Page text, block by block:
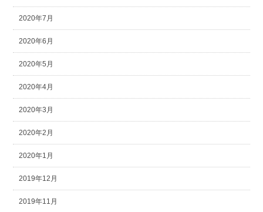
2020年7月
2020年6月
2020年5月
2020年4月
2020年3月
2020年2月
2020年1月
2019年12月
2019年11月